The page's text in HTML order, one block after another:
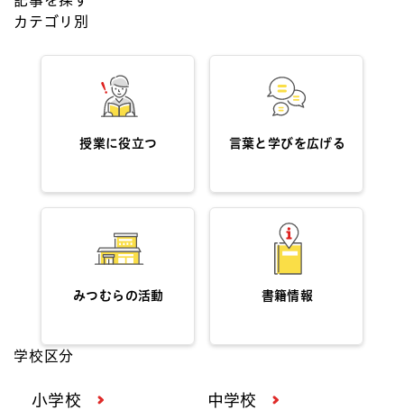
カテゴリ別
授業に役立つ 言葉と学びを広げる
みつむらの活動 書籍情報
学校区分
小学校 中学校